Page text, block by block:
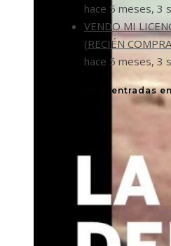
hace 5 meses, 3
VENDO MI
(RECIÉN
hace 5 meses, 3
Últimas entradas